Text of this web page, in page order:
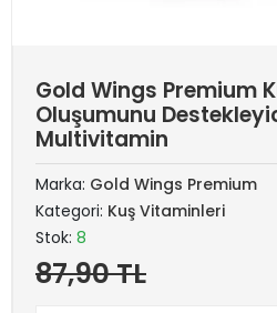
Gold Wings Premium
Oluşumunu
Multivitamin
Marka: Gold Wings Premium
Kategori: Kuş Vitaminleri
Stok: 8
87,90 TL